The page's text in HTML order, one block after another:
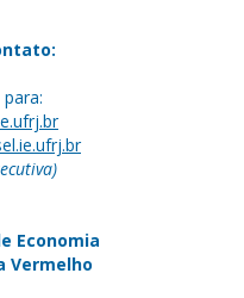
Economia
Vermelho